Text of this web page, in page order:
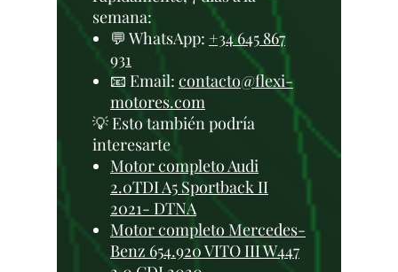
semana:
💬 WhatsApp: +34 645 867
931
📧 Email: contacto@flexi-
motores.com
💡 Esto también podría
interesarte
Motor completo Audi
2.0TDI A5 Sportback II
2021- DTNA
Motor completo Mercedes-
Benz 654.920 VITO III W447